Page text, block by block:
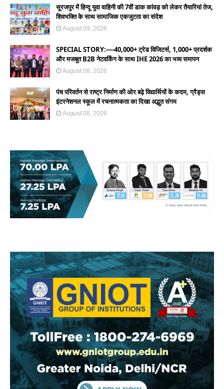
सूरजपुर में हिन्दू युवा वाहिनी की 7वीं डाक कांवड़ को लेकर तैयारियां तेज,
शिवभक्ति के साथ सामाजिक एकजुटता का संदेश
August 09, 2026
SPECIAL STORY:----40,000+ ट्रेड विजिटर्स, 1,000+ प्रदर्शक
और मजबूत B2B नेटवर्किंग के साथ IHE 2026 का भव्य समापन
August 08, 2026
पंच परिवर्तन से राष्ट्र निर्माण की ओर बढ़े विद्यार्थियों के कदम, ग्रैड्स
इंटरनेशनल स्कूल में रचनात्मकता का दिखा अद्भुत संगम
August 08, 2026